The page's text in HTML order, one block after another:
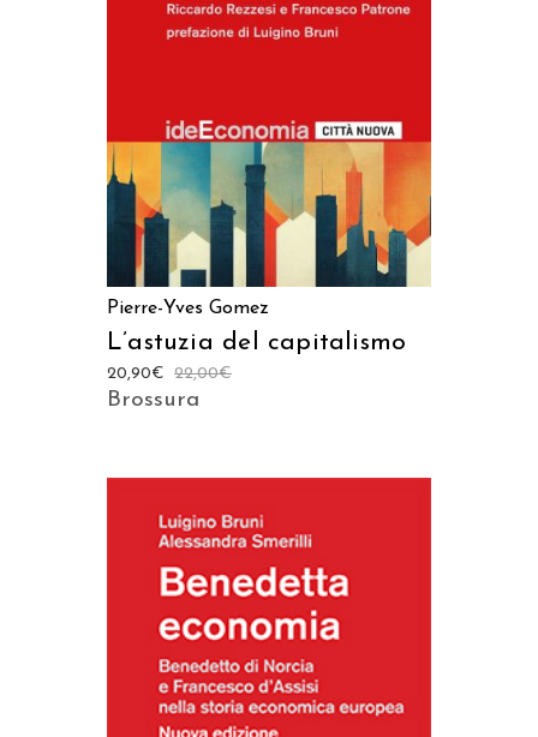
AGGIUNGI AL CARRELLO
Pierre-Yves Gomez
L’astuzia del capitalismo
22,00€
20,90€
Brossura
AGGIUNGI AL CARRELLO